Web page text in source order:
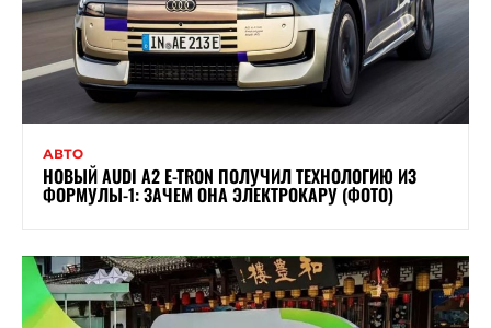
АВТО
НОВЫЙ AUDI A2 E-TRON ПОЛУЧИЛ ТЕХНОЛОГИЮ ИЗ
ФОРМУЛЫ-1: ЗАЧЕМ ОНА ЭЛЕКТРОКАРУ (ФОТО)